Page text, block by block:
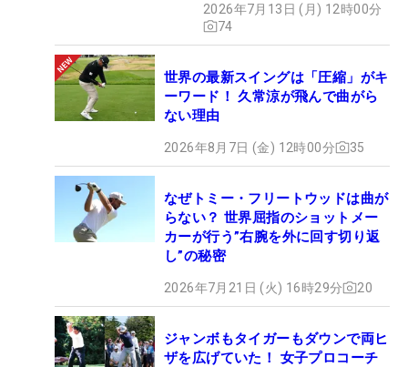
2026年7月13日 (月) 12時00分
74
世界の最新スイングは「圧縮」がキ
ーワード！ 久常涼が飛んで曲がら
ない理由
2026年8月7日 (金) 12時00分 35
なぜトミー・フリートウッドは曲が
らない？ 世界屈指のショットメー
カーが行う”右腕を外に回す切り返
し”の秘密
2026年7月21日 (火) 16時29分 20
ジャンボもタイガーもダウンで両ヒ
ザを広げていた！ 女子プロコーチ